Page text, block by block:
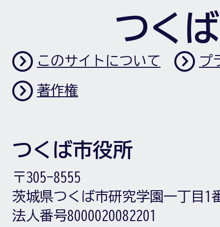
つく
このサイトについて プ
著作権
つくば市役所
〒305-8555
茨城県つくば市研究学園一丁目1
法人番号8000020082201